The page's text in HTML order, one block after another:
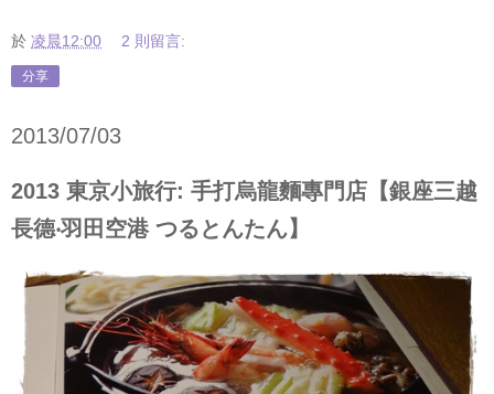
於 凌晨12:00 2 則留言:
分享
2013/07/03
2013 東京小旅行: 手打烏龍麵專門店【銀座三越
長德‧羽田空港 つるとんたん】